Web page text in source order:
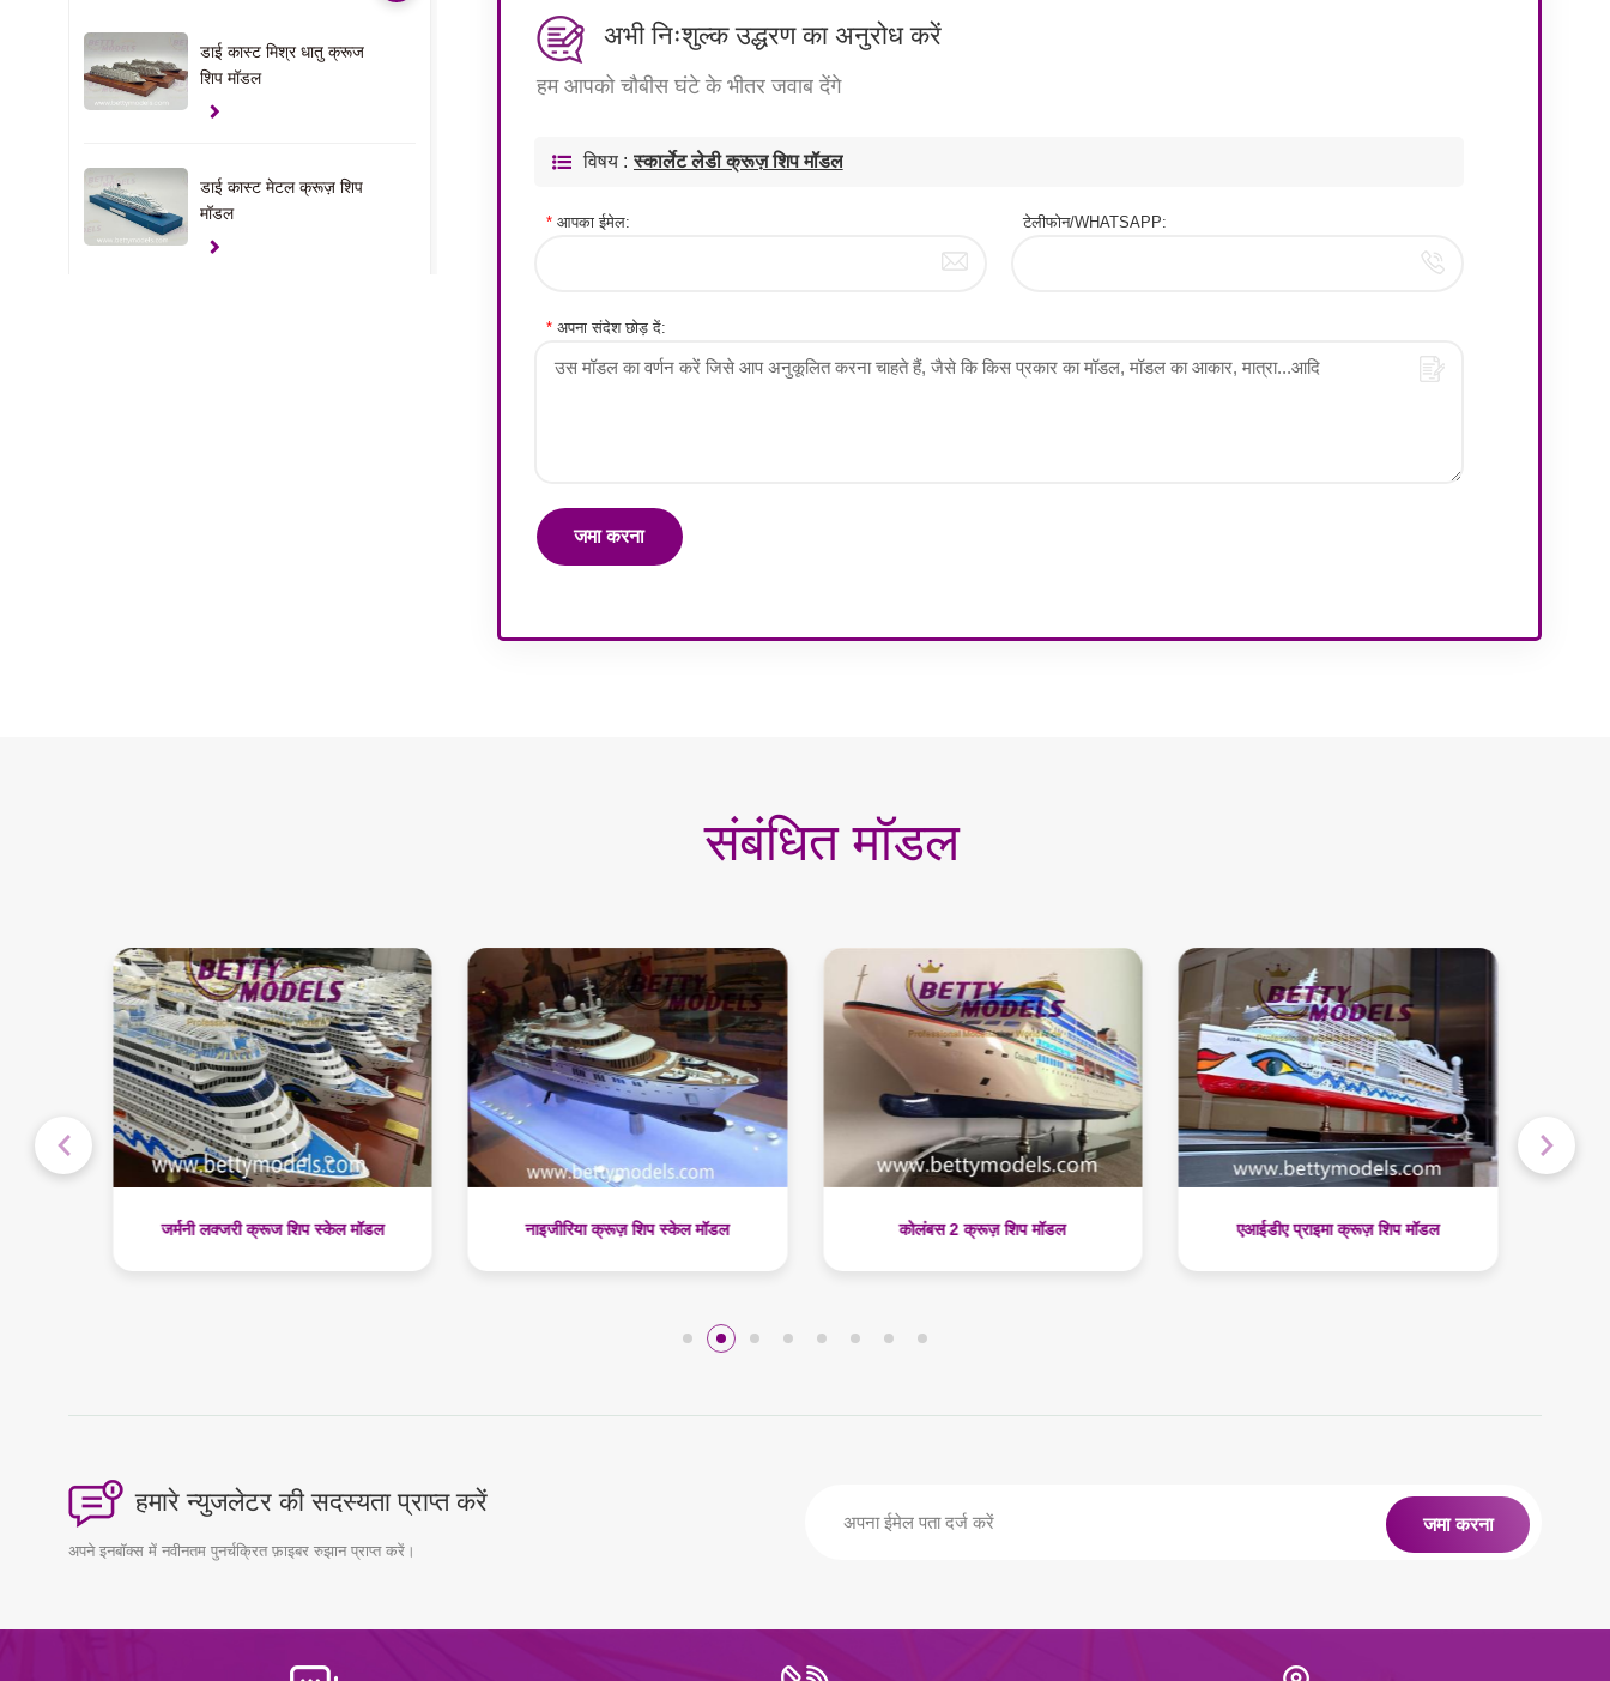
अभी निःशुल्क उद्धरण का अनुरोध करें
हम आपको चौबीस घंटे के भीतर जवाब देंगे
विषय : स्कार्लेट लेडी क्रूज़ शिप मॉडल
*आपका ईमेल: टेलीफोन/WHATSAPP:
*अपना संदेश छोड़ दें:
जमा करना
डाई कास्ट मिश्र धातु क्रूज
शिप मॉडल
डाई कास्ट मेटल क्रूज़ शिप
मॉडल
संबंधित मॉडल
नाइजीरिया क्रूज़ शिप स्केल मॉडल कोलंबस 2 क्रूज़ शिप मॉडल एआईडीए प्राइमा क्रूज़ शिप मॉडल डाई कास्ट क्रूज़ शिप मॉडल
हमारे न्युजलेटर की सदस्यता प्राप्त करें
अपने इनबॉक्स में नवीनतम पुनर्चक्रित फ़ाइबर रुझान प्राप्त करें।
जमा करना